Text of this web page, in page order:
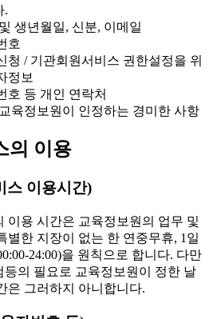
.
생년월일, 신분, 이메일
호
/ 기관회원서비스 권한설정을 위
정보
호 등 개인 연락처
육정보원이 인정하는 경미한 사항
의 이용
스 이용시간)
이용 시간은 교육정보원의 업무 및
별한 지장이 없는 한 연중무휴, 1일
24:00)을 원칙으로 합니다. 다만
등의 필요로 교육정보원이 정한 날
은 그러하지 아니합니다.